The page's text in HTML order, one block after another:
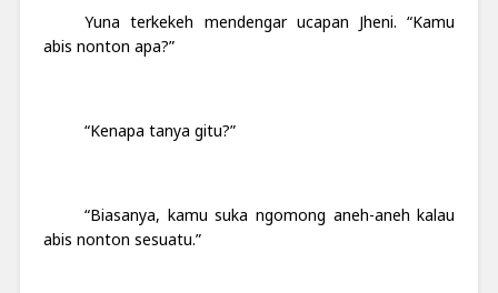
Yuna terkekeh mendengar ucapan Jheni. “Kamu
abis nonton apa?”
“Kenapa tanya gitu?”
“Biasanya, kamu suka ngomong aneh-aneh kalau
abis nonton sesuatu.”